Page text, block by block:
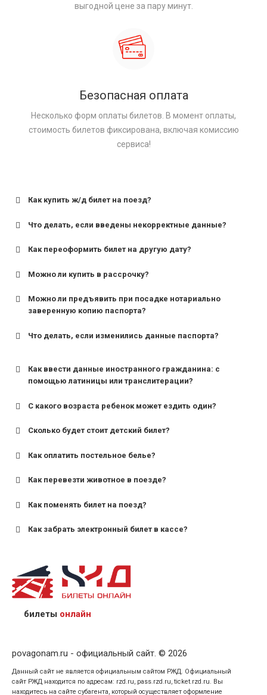
выгодной цене за пару минут.
Безопасная оплата
Несколько форм оплаты билетов. В момент оплаты,
стоимость билетов фиксирована, включая комиссию
сервиса!
Как купить ж/д билет на поезд?
Что делать, если введены некорректные данные?
Как переоформить билет на другую дату?
Можно ли купить в рассрочку?
Можно ли предъявить при посадке нотариально
заверенную копию паспорта?
Что делать, если изменились данные паспорта?
Как ввести данные иностранного гражданина: с
помощью латиницы или транслитерации?
С какого возраста ребенок может ездить один?
для поездов дальнего следования — от 10 лет и
для пригородных поездов — от 7 лет.
Сколько будет стоит детский билет?
Как оплатить постельное белье?
Как перевезти животное в поезде?
Как поменять билет на поезд?
Как забрать электронный билет в кассе?
назвав кассиру 14-значный номер заказа;
предъявив удостоверение личности пассажира, на
кого оформлен билет.
билеты онлайн
povagonam.ru - официальный сайт. © 2026
Данный сайт не является официальным сайтом РЖД. Официальный
сайт РЖД находится по адресам: rzd.ru, pass.rzd.ru, ticket.rzd.ru. Вы
находитесь на сайте субагента, который осуществляет оформление